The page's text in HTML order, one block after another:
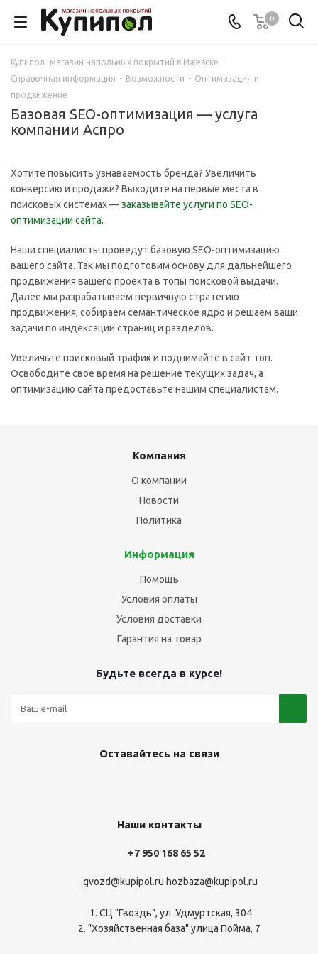
0
Купипол- магазин напольных покрытий в Ижевске -
Справочная информация - Возможности - Оптимизация и
продвижение
Базовая SEO-оптимизация — услуга
компании Аспро
Хотите повысить узнаваемость бренда? Увеличить
конверсию и продажи? Выходите на первые места в
поисковых системах —заказывайте услуги по SEO-
оптимизации сайта.
Наши специалисты проведут базовую SEO-оптимизацию
вашего сайта. Так мы подготовим основу для дальнейшего
продвижения вашего проекта в топы поисковой выдачи.
Далее мы разрабатываем первичную стратегию
продвижения, собираем семантическое ядро и решаем ваши
задачи по индексации страниц и разделов.
Увеличьте поисковый трафик и поднимайте в сайт топ.
Освободите свое время на решение текущих задач, а
оптимизацию сайта предоставьте нашим специалистам.
Компания
О компании
Новости
Политика
Информация
Помощь
Условия оплаты
Условия доставки
Гарантия на товар
Будьте всегда в курсе!
Оставайтесь на связи
Наши контакты
+7 950 168 65 52
gvozd@kupipol.ru hozbaza@kupipol.ru
1. СЦ "Гвоздь", ул. Удмуртская, 304
2. "Хозяйственная база" улица Пойма, 7